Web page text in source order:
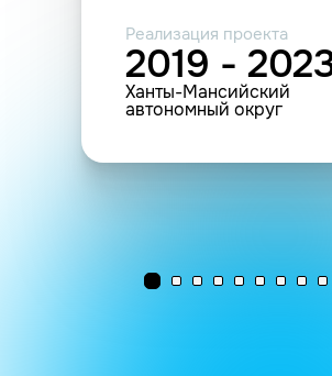
опор, грозотроса,
переподвесом ВОЛС,
заменой ВЧ-
2 этап
Реализация проекта
2019 -
Ханты-Мансийский
автономный округ